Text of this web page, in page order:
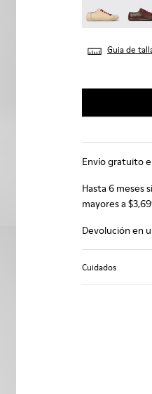
Guia de
Envío gratuito
Hasta 6 meses
mayores a
Devolución en
Cuidados